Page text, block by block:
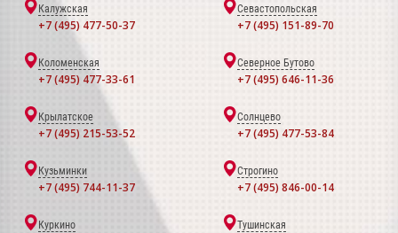
Калужская
+7 (495) 477-50-37
Севастопольская
+7 (495) 151-89-70
Коломенская
+7 (495) 477-33-61
Северное Бутово
+7 (495) 646-11-36
Крылатское
+7 (495) 215-53-52
Солнцево
+7 (495) 477-53-84
Кузьминки
+7 (495) 744-11-37
Строгино
+7 (495) 846-00-14
Куркино Тушинская